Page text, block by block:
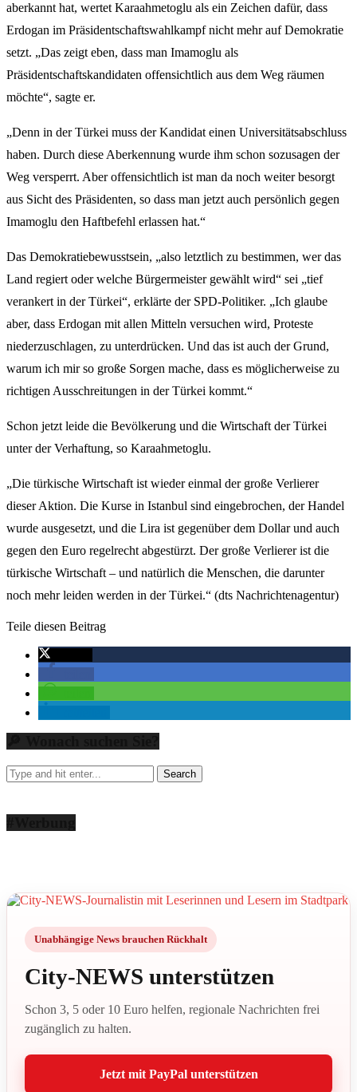
aberkannt hat, wertet Karaahmetoglu als ein Zeichen dafür, dass
Erdogan im Präsidentschaftswahlkampf nicht mehr auf Demokratie
setzt. „Das zeigt eben, dass man Imamoglu als
Präsidentschaftskandidaten offensichtlich aus dem Weg räumen
möchte“, sagte er.
„Denn in der Türkei muss der Kandidat einen Universitätsabschluss
haben. Durch diese Aberkennung wurde ihm schon sozusagen der
Weg versperrt. Aber offensichtlich ist man da noch weiter besorgt
aus Sicht des Präsidenten, so dass man jetzt auch persönlich gegen
Imamoglu den Haftbefehl erlassen hat.“
Das Demokratiebewusstsein, „also letztlich zu bestimmen, wer das
Land regiert oder welche Bürgermeister gewählt wird“ sei „tief
verankert in der Türkei“, erklärte der SPD-Politiker. „Ich glaube
aber, dass Erdogan mit allen Mitteln versuchen wird, Proteste
niederzuschlagen, zu unterdrücken. Und das ist auch der Grund,
warum ich mir so große Sorgen mache, dass es möglicherweise zu
richtigen Ausschreitungen in der Türkei kommt.“
Schon jetzt leide die Bevölkerung und die Wirtschaft der Türkei
unter der Verhaftung, so Karaahmetoglu.
„Die türkische Wirtschaft ist wieder einmal der große Verlierer
dieser Aktion. Die Kurse in Istanbul sind eingebrochen, der Handel
wurde ausgesetzt, und die Lira ist gegenüber dem Dollar und auch
gegen den Euro regelrecht abgestürzt. Der große Verlierer ist die
türkische Wirtschaft – und natürlich die Menschen, die darunter
noch mehr leiden werden in der Türkei.“ (dts Nachrichtenagentur)
Teile diesen Beitrag
Unabhängige News brauchen Rückhalt
City-NEWS unterstützen
Schon 3, 5 oder 10 Euro helfen, regionale Nachrichten frei
zugänglich zu halten.
Jetzt mit PayPal unterstützen